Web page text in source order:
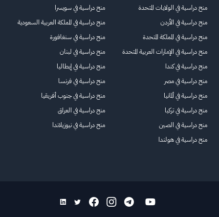
منح دراسية في الولايات المتحدة
منح دراسية في الأردن
منح دراسية في المملكة المتحدة
منح دراسية في الإمارات العربية المتحدة
منح دراسية في كندا
منح دراسية في مصر
منح دراسية في ألمانيا
منح دراسية في تركيا
منح دراسية في الصين
منح دراسية في هولندا
منح دراسية في سويسرا
منح دراسية في المملكة العربية السعودية
منح دراسية في سنغافورة
منح دراسية في لبنان
منح دراسية في إيطاليا
منح دراسية في فرنسا
منح دراسية في جنوب أفريقيا
منح دراسية في العراق
منح دراسية في نيوزيلاندا